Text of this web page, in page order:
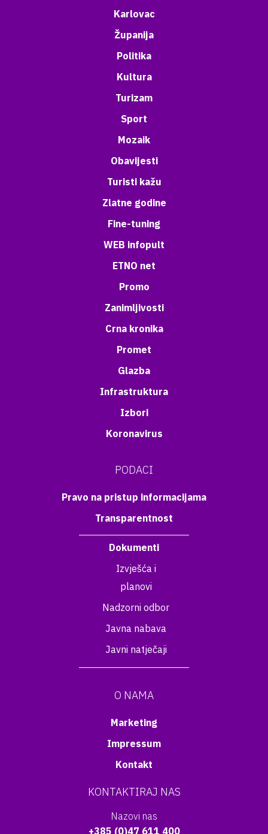
Karlovac
Županija
Politika
Kultura
Turizam
Sport
Mozaik
Obavijesti
Turisti kažu
Zlatne godine
Fine-tuning
WEB infopult
ETNO net
Promo
Zanimljivosti
Crna kronika
Promet
Glazba
Infrastruktura
Izbori
Koronavirus
PODACI
Pravo na pristup informacijama
Transparentnost
Dokumenti
Izvješća i
planovi
Nadzorni odbor
Javna nabava
Javni natječaji
O NAMA
Marketing
Impressum
Kontakt
KONTAKTIRAJ NAS
Nazovi nas
+385 (0)47 611 400